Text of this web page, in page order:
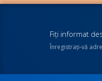
Fiţi informat
Înregistraţi-vă